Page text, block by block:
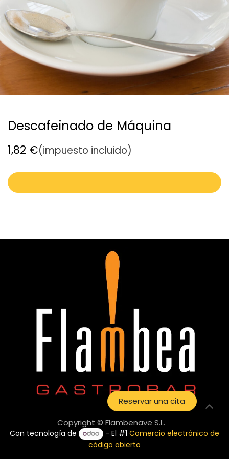
Descafeinado de Máquina
1,82 €(impuesto incluido)
Reservar una cita
Copyright © Flambenave S.L.
Con tecnología de - El #1Comercio electrónico de
código abierto